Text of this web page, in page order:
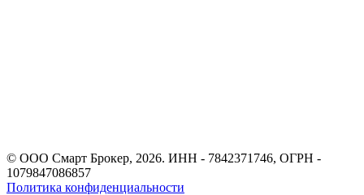
© ООО Смарт Брокер, 2026. ИНН - 7842371746, ОГРН -
1079847086857
Политика конфиденциальности